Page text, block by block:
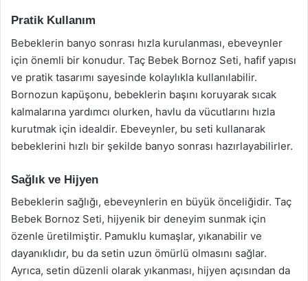
Pratik Kullanım
Bebeklerin banyo sonrası hızla kurulanması, ebeveynler
için önemli bir konudur. Taç Bebek Bornoz Seti, hafif yapısı
ve pratik tasarımı sayesinde kolaylıkla kullanılabilir.
Bornozun kapüşonu, bebeklerin başını koruyarak sıcak
kalmalarına yardımcı olurken, havlu da vücutlarını hızla
kurutmak için idealdir. Ebeveynler, bu seti kullanarak
bebeklerini hızlı bir şekilde banyo sonrası hazırlayabilirler.
Sağlık ve Hijyen
Bebeklerin sağlığı, ebeveynlerin en büyük önceliğidir. Taç
Bebek Bornoz Seti, hijyenik bir deneyim sunmak için
özenle üretilmiştir. Pamuklu kumaşlar, yıkanabilir ve
dayanıklıdır, bu da setin uzun ömürlü olmasını sağlar.
Ayrıca, setin düzenli olarak yıkanması, hijyen açısından da